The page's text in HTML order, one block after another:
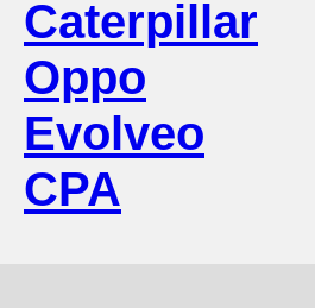
Caterpillar
Oppo
Evolveo
CPA